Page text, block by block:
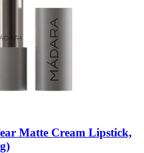
Matte Cream Lipstick,